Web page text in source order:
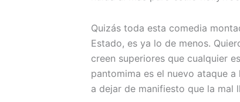
Quizás toda esta comedia
Estado, es ya lo de menos.
creen superiores que cualquier
pantomima es el nuevo ataque
a dejar de manifiesto que la mal